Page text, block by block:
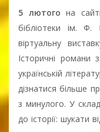
5 лютого на
бібліотеки ім.
віртуальну
Історичні романи
українській
дізнатися більше
з минулого. У
до історії: шукати